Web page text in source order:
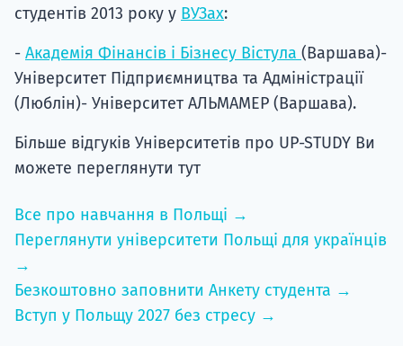
студентів 2013 року у ВУЗах:
- Академія Фінансів і Бізнесу Вістула (Варшава)-
Університет Підприємництва та Адміністрації
(Люблін)- Університет АЛЬМАМЕР (Варшава).
Більше відгуків Університетів про UP-STUDY Ви
можете переглянути тут
Все про навчання в Польщі →
Переглянути університети Польщі для українців
→
Безкоштовно заповнити Анкету студента →
Вступ у Польщу 2027 без стресу →